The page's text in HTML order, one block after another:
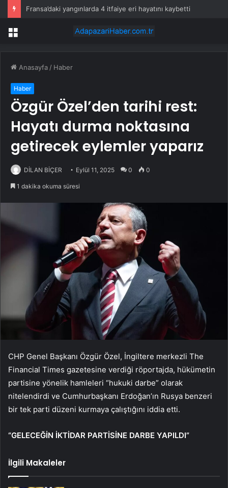
Fransa’daki yangınlarda 4 itfaiye eri hayatını kaybetti
Menü
Anasayfa / Haber
Haber
Özgür Özel’den tarihi rest:
Hayatı durma noktasına
getirecek eylemler yaparız
DİLAN BİÇER Eylül 11, 2025 0 0
1 dakika okuma süresi
CHP Genel Başkanı Özgür Özel, İngiltere merkezli The
Financial Times gazetesine verdiği röportajda, hükümetin
partisine yönelik hamleleri “hukuki darbe” olarak
nitelendirdi ve Cumhurbaşkanı Erdoğan’ın Rusya benzeri
bir tek parti düzeni kurmaya çalıştığını iddia etti.
“GELECEĞİN İKTİDAR PARTİSİNE DARBE YAPILDI”
İlgili Makaleler